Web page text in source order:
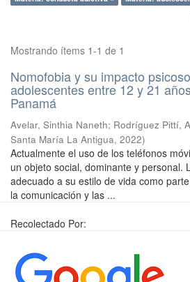
Mostrando ítems 1-1 de 1
Nomofobia y su impacto
adolescentes entre 12 y 21
Panamá
Avelar, Sinthia Naneth; Rodríguez Pittí,
Santa María La Antigua, 2022)
Actualmente el uso de los teléfonos
un objeto social, dominante y personal.
adecuado a su estilo de vida como
la comunicación y las ...
Recolectado Por: